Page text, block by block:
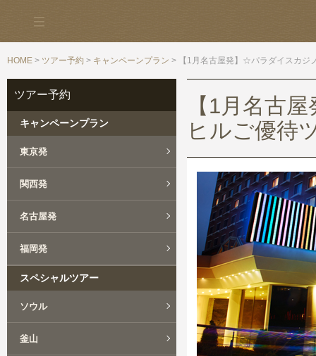
HOME > ツアー予約 > キャンペーンプラン > 【1月名古屋発】☆パラダイスカジ
【1月名古
ヒルご優待
ツアー予約
キャンペーンプラン
東京発
関西発
名古屋発
福岡発
スペシャルツアー
ソウル
釜山